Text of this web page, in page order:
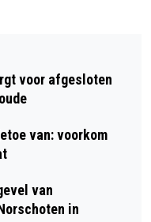
OP
voor afgesloten
van: voorkom
van
in